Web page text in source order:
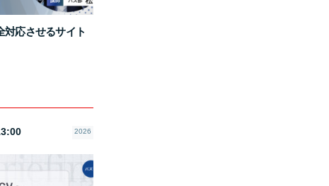
対応させるサイト
2026